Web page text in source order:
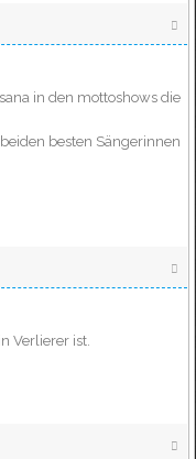
in den mottoshows die
besten Sängerinnen
Verlierer ist.